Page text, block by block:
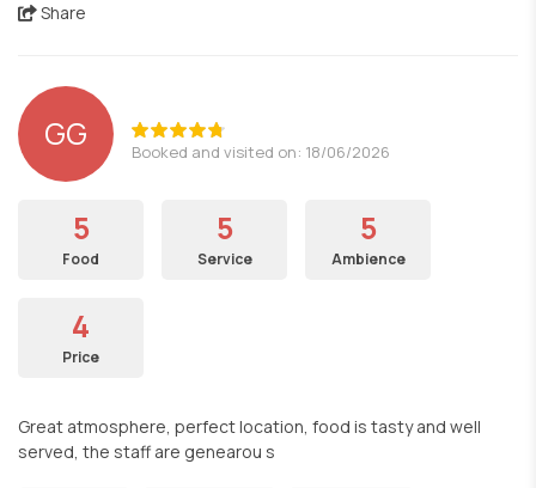
Share
GG Booked and visited on: 18/06/2026
5
Food
5
Service
5
Ambience
4
Price
Great atmosphere, perfect location, food is tasty and well
served, the staff are genearou s